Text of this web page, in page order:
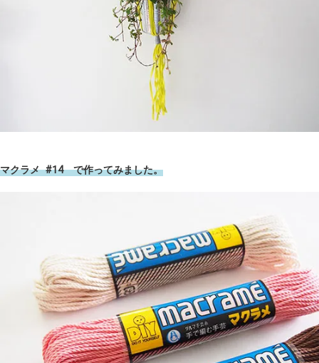
マクラメ #14 で作ってみました。